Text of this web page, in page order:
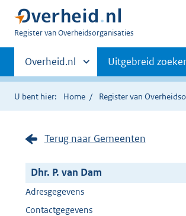
U
Register van Overheidsorganisaties
Primaire
navigatie
Andere
sites
binnen
Overheid.nl Uitgebreid
U bent hier: Home Register van
Terug naar Gemeenten
Dhr. P. van Dam
Adresgegevens
Contactgegevens